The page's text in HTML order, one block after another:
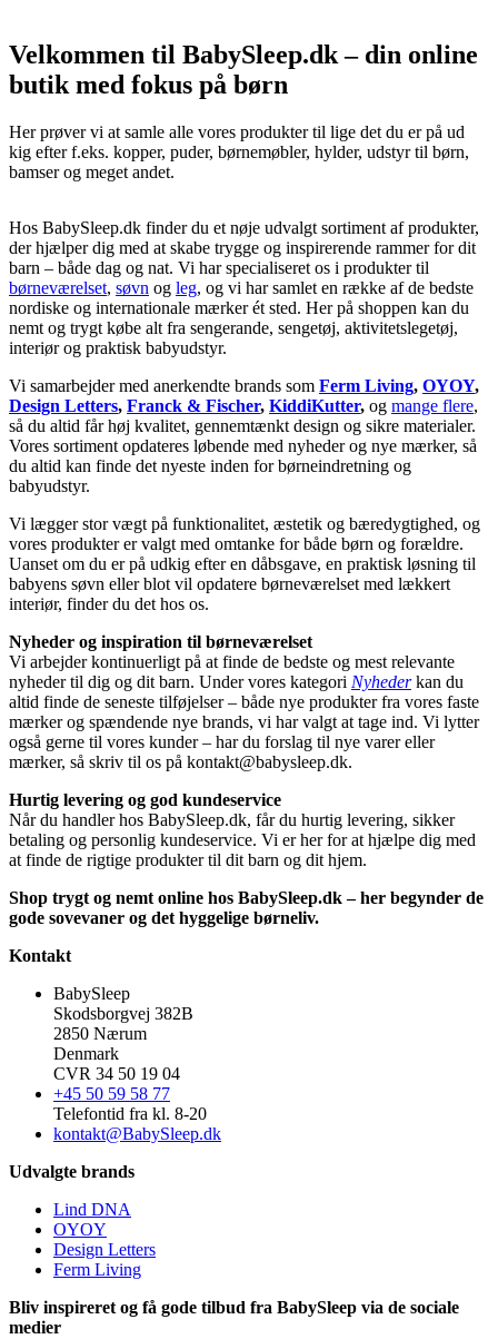
Velkommen til BabySleep.dk – din online
butik med fokus på børn
Her prøver vi at samle alle vores produkter til lige det du er på ud
kig efter f.eks. kopper, puder, børnemøbler, hylder, udstyr til børn,
bamser og meget andet.
Hos BabySleep.dk finder du et nøje udvalgt sortiment af produkter,
der hjælper dig med at skabe trygge og inspirerende rammer for dit
barn – både dag og nat. Vi har specialiseret os i produkter til
børneværelset, søvn og leg, og vi har samlet en række af de bedste
nordiske og internationale mærker ét sted. Her på shoppen kan du
nemt og trygt købe alt fra sengerande, sengetøj, aktivitetslegetøj,
interiør og praktisk babyudstyr.
Vi samarbejder med anerkendte brands som Ferm Living, OYOY,
Design Letters, Franck & Fischer, KiddiKutter, og mange flere,
så du altid får høj kvalitet, gennemtænkt design og sikre materialer.
Vores sortiment opdateres løbende med nyheder og nye mærker, så
du altid kan finde det nyeste inden for børneindretning og
babyudstyr.
Vi lægger stor vægt på funktionalitet, æstetik og bæredygtighed, og
vores produkter er valgt med omtanke for både børn og forældre.
Uanset om du er på udkig efter en dåbsgave, en praktisk løsning til
babyens søvn eller blot vil opdatere børneværelset med lækkert
interiør, finder du det hos os.
Nyheder og inspiration til børneværelset
Vi arbejder kontinuerligt på at finde de bedste og mest relevante
nyheder til dig og dit barn. Under vores kategori Nyhederkan du
altid finde de seneste tilføjelser – både nye produkter fra vores faste
mærker og spændende nye brands, vi har valgt at tage ind. Vi lytter
også gerne til vores kunder – har du forslag til nye varer eller
mærker, så skriv til os på kontakt@babysleep.dk.
Hurtig levering og god kundeservice
Når du handler hos BabySleep.dk, får du hurtig levering, sikker
betaling og personlig kundeservice. Vi er her for at hjælpe dig med
at finde de rigtige produkter til dit barn og dit hjem.
Shop trygt og nemt online hos BabySleep.dk – her begynder de
gode sovevaner og det hyggelige børneliv.
Kontakt
BabySleep
Skodsborgvej 382B
2850 Nærum
Denmark
CVR 34 50 19 04
+45 50 59 58 77
Telefontid fra kl. 8-20
kontakt@BabySleep.dk
Udvalgte brands
Lind DNA
OYOY
Design Letters
Ferm Living
Bliv inspireret og få gode tilbud fra BabySleep via de sociale
medier